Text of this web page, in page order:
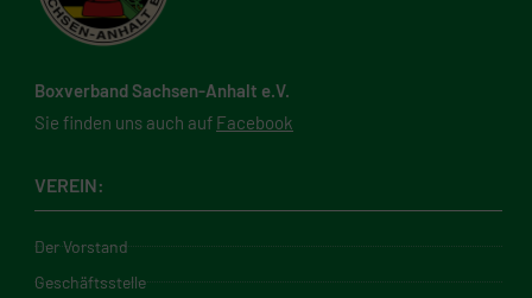
Boxverband Sachsen-Anhalt e.V.
Sie finden uns auch auf Facebook
VEREIN:
Der Vorstand
Geschäftsstelle